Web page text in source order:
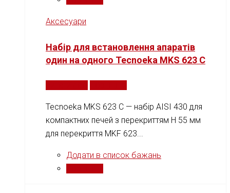
Аксесуари
Набір для встановлення апаратів
один на одного Tecnoeka MKS 623 C
Tecnoeka MKS 623 C — набір AISI 430 для
компактних печей з перекриттям H 55 мм
для перекриття MKF 623...
Додати в список бажань